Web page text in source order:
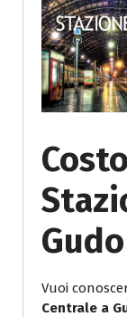
Vuoi
Centrale a